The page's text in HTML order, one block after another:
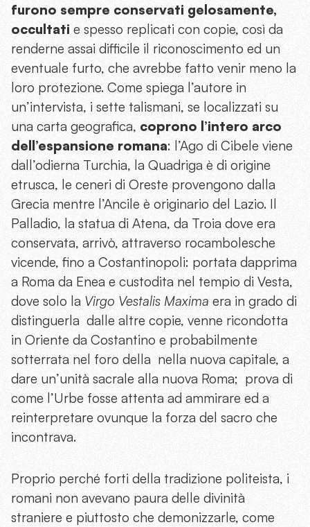
furono sempre conservati gelosamente,
occultati e spesso replicati con copie, così da
renderne assai difficile il riconoscimento ed un
eventuale furto, che avrebbe fatto venir meno la
loro protezione. Come spiega l’autore in
un’intervista, i sette talismani, se localizzati su
una carta geografica, coprono l’intero arco
dell’espansione romana: l’Ago di Cibele viene
dall’odierna Turchia, la Quadriga è di origine
etrusca, le ceneri di Oreste provengono dalla
Grecia mentre l’Ancile è originario del Lazio. Il
Palladio, la statua di Atena, da Troia dove era
conservata, arrivò, attraverso rocambolesche
vicende, fino a Costantinopoli: portata dapprima
a Roma da Enea e custodita nel tempio di Vesta,
dove solo la Virgo Vestalis Maxima era in grado di
distinguerla dalle altre copie, venne ricondotta
in Oriente da Costantino e probabilmente
sotterrata nel foro della nella nuova capitale, a
dare un’unità sacrale alla nuova Roma; prova di
come l’Urbe fosse attenta ad ammirare ed a
reinterpretare ovunque la forza del sacro che
incontrava.
Proprio perché forti della tradizione politeista, i
romani non avevano paura delle divinità
straniere e piuttosto che demonizzarle, come